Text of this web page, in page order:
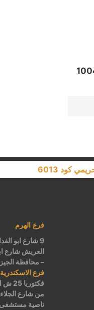
كود 6013
فرع الهرم
9 شارع ابو
العريش شارع
– محافظة
فرع الاسكندرية
من شارع الجلاء
ناصية مستشفى